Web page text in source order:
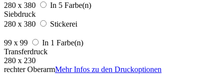
280 x 380
In 5 Farbe(n)
Siebdruck
280 x 380
Stickerei
99 x 99
In 1 Farbe(n)
Transferdruck
280 x 230
rechter OberarmMehr Infos zu den Druckoptionen